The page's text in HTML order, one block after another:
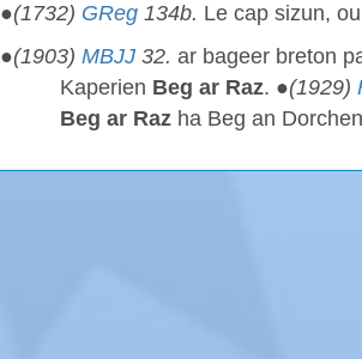
●(1732) GReg 134b. Le cap sizun,
●(1903) MBJJ 32. ar bageer breton
Kaperien Beg ar Raz. ●(1929)
Beg ar Raz ha Beg an